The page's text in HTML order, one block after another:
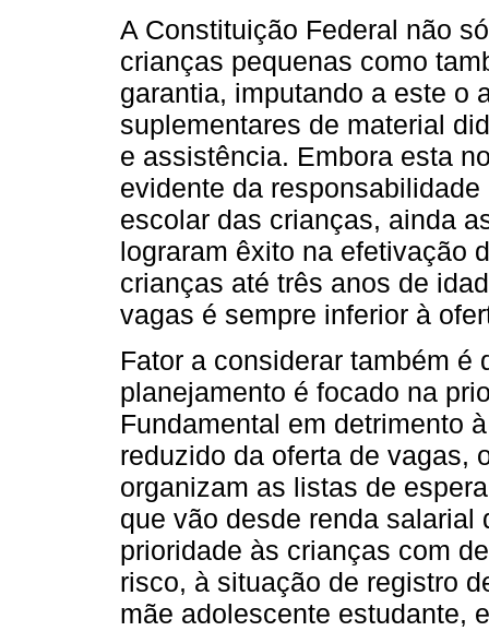
A Constituição Federal não
crianças pequenas como
garantia, imputando a este o
suplementares de material
e assistência. Embora esta
evidente da
escolar das crianças, ainda
lograram êxito na efetivação
crianças até três anos de
vagas é sempre inferior à
Fator a considerar também
planejamento é focado na
Fundamental em detrimento
reduzido da oferta de vagas,
organizam as listas de
que vão desde renda
prioridade às crianças com
risco, à situação de registro
mãe adolescente estudante,